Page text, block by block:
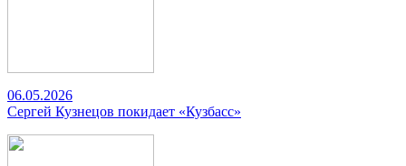
06.05.2026
Сергей Кузнецов покидает «Кузбасс»